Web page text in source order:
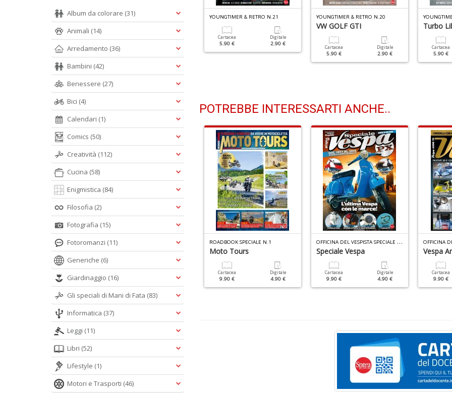
& RETRO N.8
Digitale
2.90 €
YOUNGTIMER & RETRO N.7
Cartacea
5.90 €
Digitale
YOUNGTIMER & RETRO N.21
Cartacea
5.90 €
Digitale
2.90 €
YOUNGTIMER & RETRO N.20
VW GOLF GTI
Cartacea
5.90 €
Digitale
2.90 €
Turbo
Cartacea
5.90 €
POTREBBE INTERESSARTI ANCHE..
O
FFICINA DEL VESPISTA SPECIALE N.5
4.90 €
ENCICLOPEDIA PORSCHE N.3
Porsche Youngtimer
9.90 € 4.90 €
ROADBOOK SPECIALE N.1
Moto Tours
Cartacea
9.90 €
Digitale
4.90 €
O
FFICINA DEL VESPISTA SPECIALE N.4
Speciale Vespa
Cartacea
9.90 €
Digitale
4.90 €
Vespa
Cartacea
9.90 €
Album da colorare (31)
Animali (14)
Arredamento (36)
Bambini (42)
Benessere (27)
Bici (4)
Calendari (1)
Comics (50)
Creatività (112)
Cucina (58)
Enigmistica (84)
Filosofia (2)
Fotografia (15)
Fotoromanzi (11)
Generiche (6)
Giardinaggio (16)
Gli speciali di Mani di Fata (83)
Informatica (37)
Leggi (11)
Libri (52)
Lifestyle (1)
Motori e Trasporti (46)